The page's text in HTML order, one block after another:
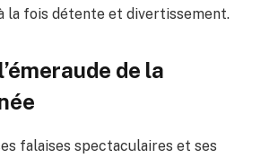
la fois détente et divertissement.
de la
falaises spectaculaires et ses